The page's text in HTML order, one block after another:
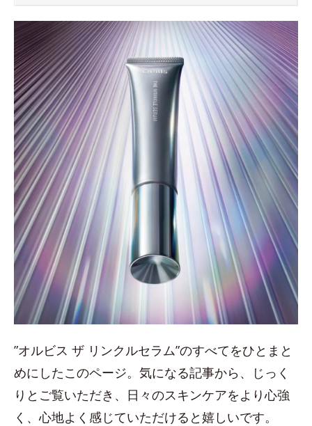
”オルビス ザ リンクルセラム”のすべてをひとまと
めにしたこのページ。気になる記事から、じっく
りとご覧いただき、日々のスキンケアをより心強
く、心地よく感じていただけると嬉しいです。